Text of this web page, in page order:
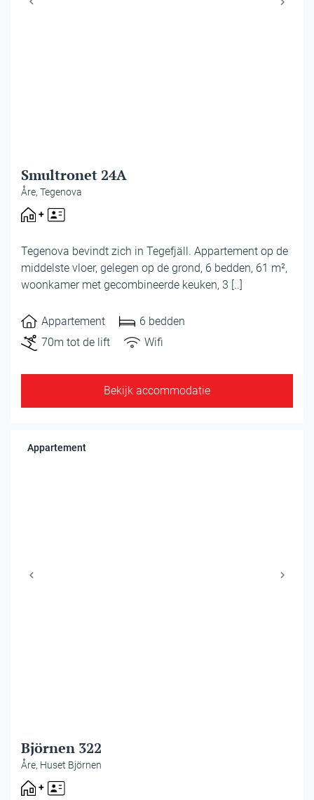
Smultronet 24A
Åre, Tegenova
Tegenova bevindt zich in Tegefjäll. Appartement op de
middelste vloer, gelegen op de grond, 6 bedden, 61 m²,
woonkamer met gecombineerde keuken, 3 [..]
Appartement
6 bedden
70m tot de lift
Wifi
Bekijk accommodatie
Appartement
Björnen 322
Åre, Huset Björnen